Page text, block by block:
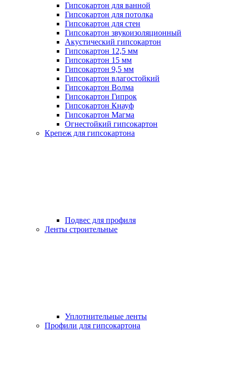
Гипсокартон для ванной
Гипсокартон для потолка
Гипсокартон для стен
Гипсокартон звукоизоляционный
Акустический гипсокартон
Гипсокартон 12,5 мм
Гипсокартон 15 мм
Гипсокартон 9,5 мм
Гипсокартон влагостойкий
Гипсокартон Волма
Гипсокартон Гипрок
Гипсокартон Кнауф
Гипсокартон Магма
Огнестойкий гипсокартон
Крепеж для гипсокартона
Подвес для профиля
Ленты строительные
Уплотнительные ленты
Профили для гипсокартона